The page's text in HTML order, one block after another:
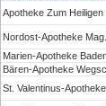
Apotheke Zum
Marien-Apotheke
Bären-Apotheke
St. Valentinus-